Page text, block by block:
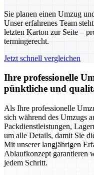
Sie planen einen Umzug
Unser erfahrenes Team
letzten Karton zur Seite –
termingerecht.
Jetzt schnell vergleichen
Ihre professionelle
pünktliche und
Als Ihre professionelle
sich während des Umzugs
Packdienstleistungen,
um alle Details, damit Sie
Mit unserer langjährigen
Ablaufkonzept garantieren
jedem Schritt.